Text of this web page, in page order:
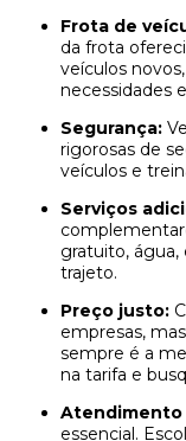
Frota de
da frota
veículos
necessidades
Segurança:
rigorosas de
veículos e
Serviços
gratuito, água,
trajeto.
Preço justo:
empresas,
sempre é a
na tarifa e
essencial.